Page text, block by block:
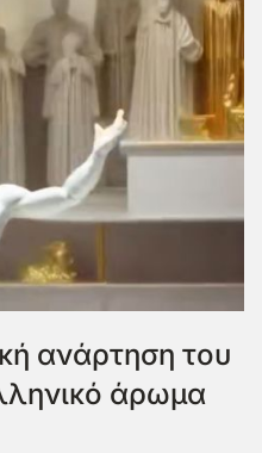
ανάρτηση του
άρωμα